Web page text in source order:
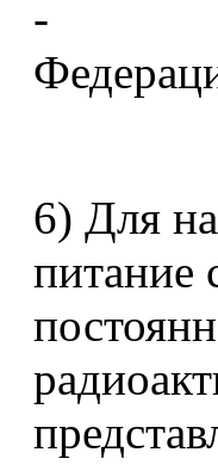
-
6) Для
питание